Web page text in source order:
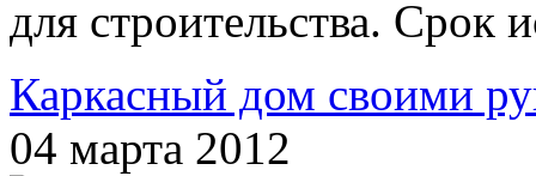
для строительства. Срок
Каркасный дом своими
04 марта 2012